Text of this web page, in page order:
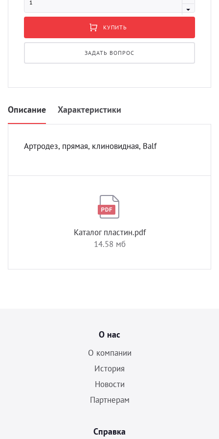
КУПИТЬ
ЗАДАТЬ ВОПРОС
Описание Характеристики
Артродез, прямая, клиновидная, Balf
Каталог пластин.pdf
14.58 мб
О нас
О компании
История
Новости
Партнерам
Справка